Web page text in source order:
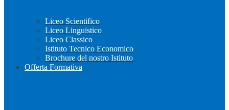
Liceo Scientifico
Liceo Linguistico
Liceo Classico
Istituto Tecnico Economico
Brochure del nostro Istituto
Offerta Formativa